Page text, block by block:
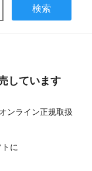
検索
しています
ンライン正規取扱
に